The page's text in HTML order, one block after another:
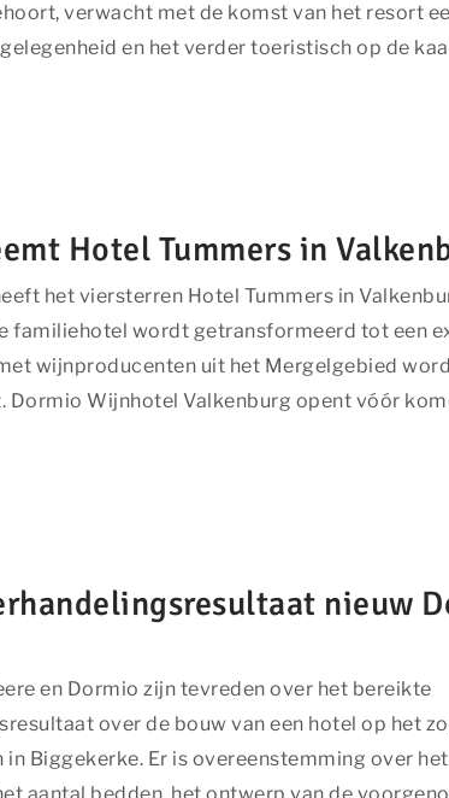
verwacht met de komst van het resort
en het verder toeristisch op de
Hotel Tummers in
het viersterren Hotel Tummers in
familiehotel wordt getransformeerd tot een
wijnproducenten uit het Mergelgebied
Dormio Wijnhotel Valkenburg opent vóór
nieuw
en Dormio zijn tevreden over het bereikte
over de bouw van een hotel op het
in Biggekerke. Er is overeenstemming over